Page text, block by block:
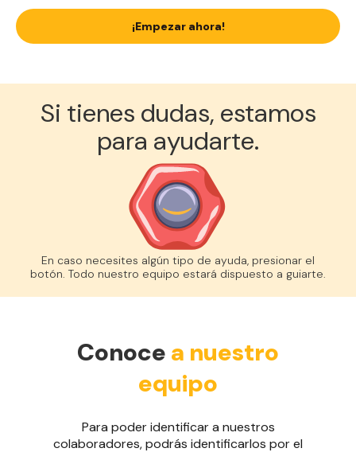
¡Empezar ahora!
Si tienes dudas, estamos
para ayudarte.
En caso necesites algún tipo de ayuda, presionar el
botón. Todo nuestro equipo estará dispuesto a guiarte.
Conoce a nuestro
equipo
Para poder identificar a nuestros
colaboradores, podrás identificarlos por el